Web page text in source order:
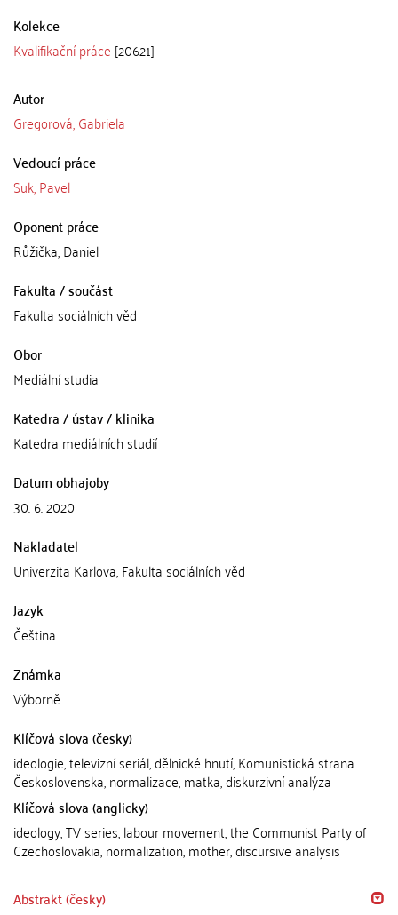
Kolekce
Kvalifikační práce [20621]
Autor
Gregorová, Gabriela
Vedoucí práce
Suk, Pavel
Oponent práce
Růžička, Daniel
Fakulta / součást
Fakulta sociálních věd
Obor
Mediální studia
Katedra / ústav / klinika
Katedra mediálních studií
Datum obhajoby
30. 6. 2020
Nakladatel
Univerzita Karlova, Fakulta sociálních věd
Jazyk
Čeština
Známka
Výborně
Klíčová slova (česky)
ideologie, televizní seriál, dělnické hnutí, Komunistická strana
Československa, normalizace, matka, diskurzivní analýza
Klíčová slova (anglicky)
ideology, TV series, labour movement, the Communist Party of
Czechoslovakia, normalization, mother, discursive analysis
Abstrakt (česky)